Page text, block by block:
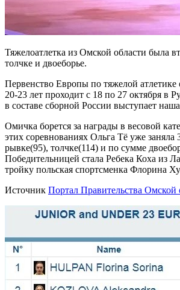
Тяжелоатлетка из Омской области была
толчке и двоеборье.
Первенство Европы по тяжелой атлетике
20-23 лет проходит с 18 по 27 октября в
в составе сборной России выступает
Омичка борется за награды в весовой
этих соревнованиях Ольга Тё уже заняла
рывке(95), толчке(114) и по сумме
Победительницей стала Ребека Коха из
тройку польская спортсменка Флорина
Источник Портал Правительства Омской